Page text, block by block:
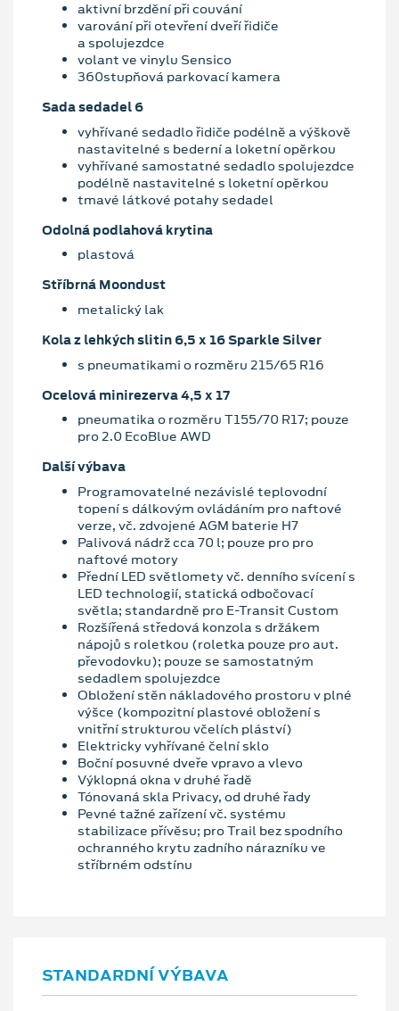
aktivní brzdění při couvání
varování při otevření dveří řidiče
a spolujezdce
volant ve vinylu Sensico
360stupňová parkovací kamera
Sada sedadel 6
vyhřívané sedadlo řidiče podélně a výškově
nastavitelné s bederní a loketní opěrkou
vyhřívané samostatné sedadlo spolujezdce
podélně nastavitelné s loketní opěrkou
tmavé látkové potahy sedadel
Odolná podlahová krytina
plastová
Stříbrná Moondust
metalický lak
Kola z lehkých slitin 6,5 x 16 Sparkle Silver
s pneumatikami o rozměru 215/65 R16
Ocelová minirezerva 4,5 x 17
pneumatika o rozměru T155/70 R17; pouze
pro 2.0 EcoBlue AWD
Další výbava
Programovatelné nezávislé teplovodní
topení s dálkovým ovládáním pro naftové
verze, vč. zdvojené AGM baterie H7
Palivová nádrž cca 70 l; pouze pro pro
naftové motory
Přední LED světlomety vč. denního svícení s
LED technologií, statická odbočovací
světla; standardně pro E-Transit Custom
Rozšířená středová konzola s držákem
nápojů s roletkou (roletka pouze pro aut.
převodovku); pouze se samostatným
sedadlem spolujezdce
Obložení stěn nákladového prostoru v plné
výšce (kompozitní plastové obložení s
vnitřní strukturou včelích pláství)
Elektricky vyhřívané čelní sklo
Boční posuvné dveře vpravo a vlevo
Výklopná okna v druhé řadě
Tónovaná skla Privacy, od druhé řady
Pevné tažné zařízení vč. systému
stabilizace přívěsu; pro Trail bez spodního
ochranného krytu zadního nárazníku ve
stříbrném odstínu
STANDARDNÍ VÝBAVA